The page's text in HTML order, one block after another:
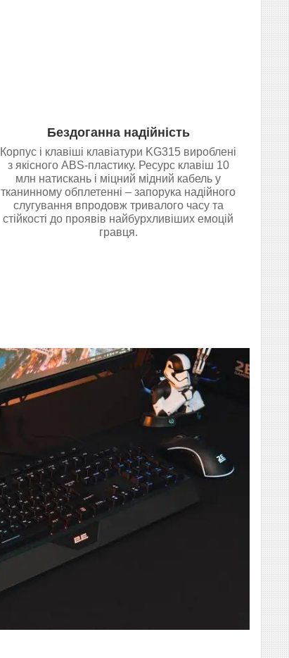
Бездоганна надійність
Корпус і клавіші клавіатури KG315 вироблені
з якісного ABS-пластику. Ресурс клавіш 10
млн натискань і міцний мідний кабель у
тканинному обплетенні – запорука надійного
слугування впродовж тривалого часу та
стійкості до проявів найбурхливіших емоцій
гравця.